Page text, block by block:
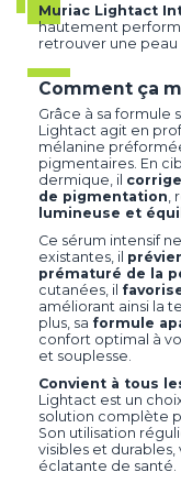
Muriac Lightact
hautement
retrouver une peau
Comment ça
Grâce à sa formule
Lightact agit en
mélanine
pigmentaires. En
dermique, il
de pigmentation,
lumineuse et
Ce sérum intensif
existantes, il
prématuré de la
cutanées, il
améliorant ainsi la
plus, sa formule
confort optimal à
et souplesse.
Convient à tous
Lightact est un
solution complète
Son utilisation
visibles et
éclatante de santé.